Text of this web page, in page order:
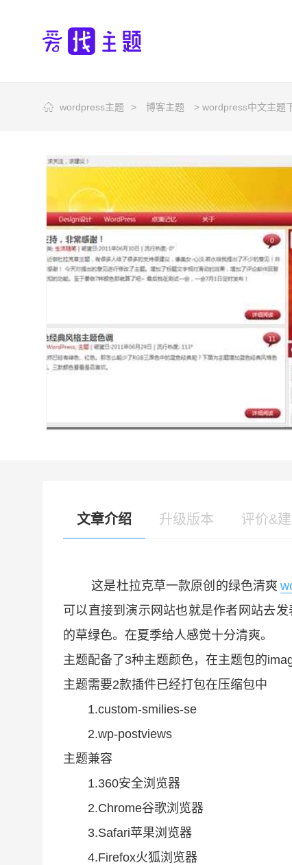
wordpress主题 > 博客主题 > wordpress中文主题
文章介绍 升级版本 评价&
这是杜拉克草一款原创的绿色清爽
可以直接到演示网站也就是作者网站去
的草绿色。在夏季给人感觉十分清爽。
主题配备了3种主题颜色，在主题包的
主题需要2款插件已经打包在压缩包中
1.custom-smilies-se
2.wp-postviews
主题兼容
1.360安全浏览器
2.Chrome谷歌浏览器
3.Safari苹果浏览器
4.Firefox火狐浏览器